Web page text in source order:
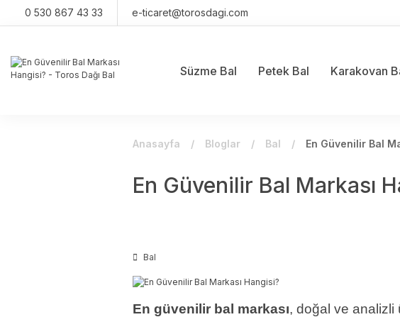
0 530 867 43 33 e-ticaret@torosdagi.com
Süzme Bal Petek Bal Karakovan
Anasayfa Bloglar Bal En Güvenilir Bal
En Güvenilir Bal Markası
Bal
En güvenilir bal markası, doğal ve analizli